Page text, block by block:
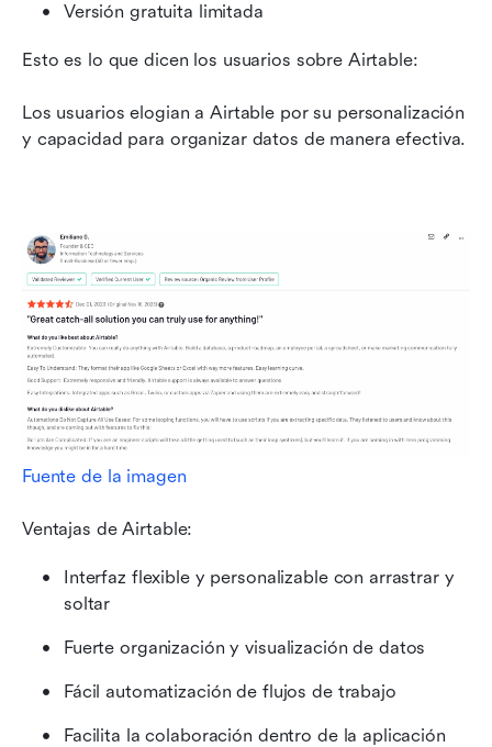
Versión gratuita limitada
Esto es lo que dicen los usuarios sobre Airtable:
Los usuarios elogian a Airtable por su personalización
y capacidad para organizar datos de manera efectiva.
Fuente de la imagen
Ventajas de Airtable:
Interfaz flexible y personalizable con arrastrar y
soltar
Fuerte organización y visualización de datos
Fácil automatización de flujos de trabajo
Facilita la colaboración dentro de la aplicación